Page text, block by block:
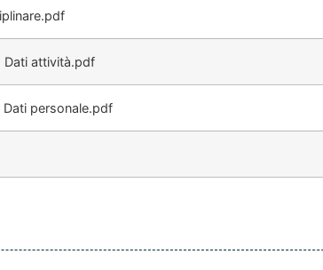
Dati attività.pdf
personale.pdf